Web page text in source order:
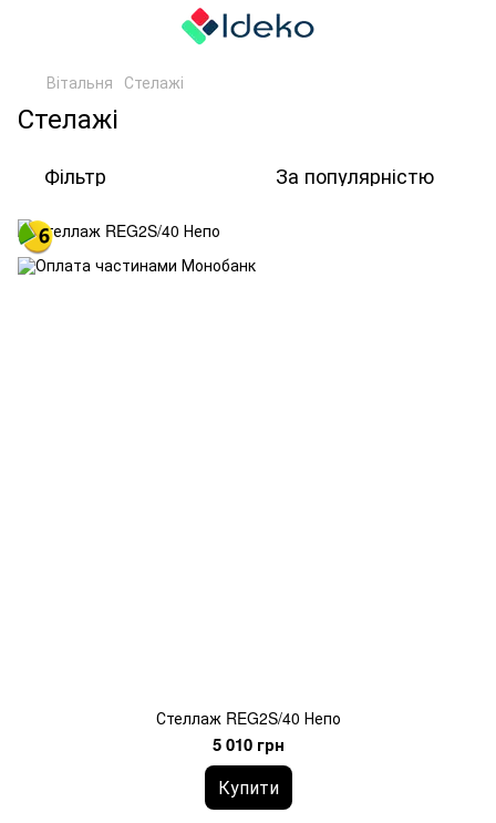
Вітальня Стелажі
Стелажі
Фільтр За популярністю
Стеллаж REG2S/40 Непо
5 010 грн
Купити